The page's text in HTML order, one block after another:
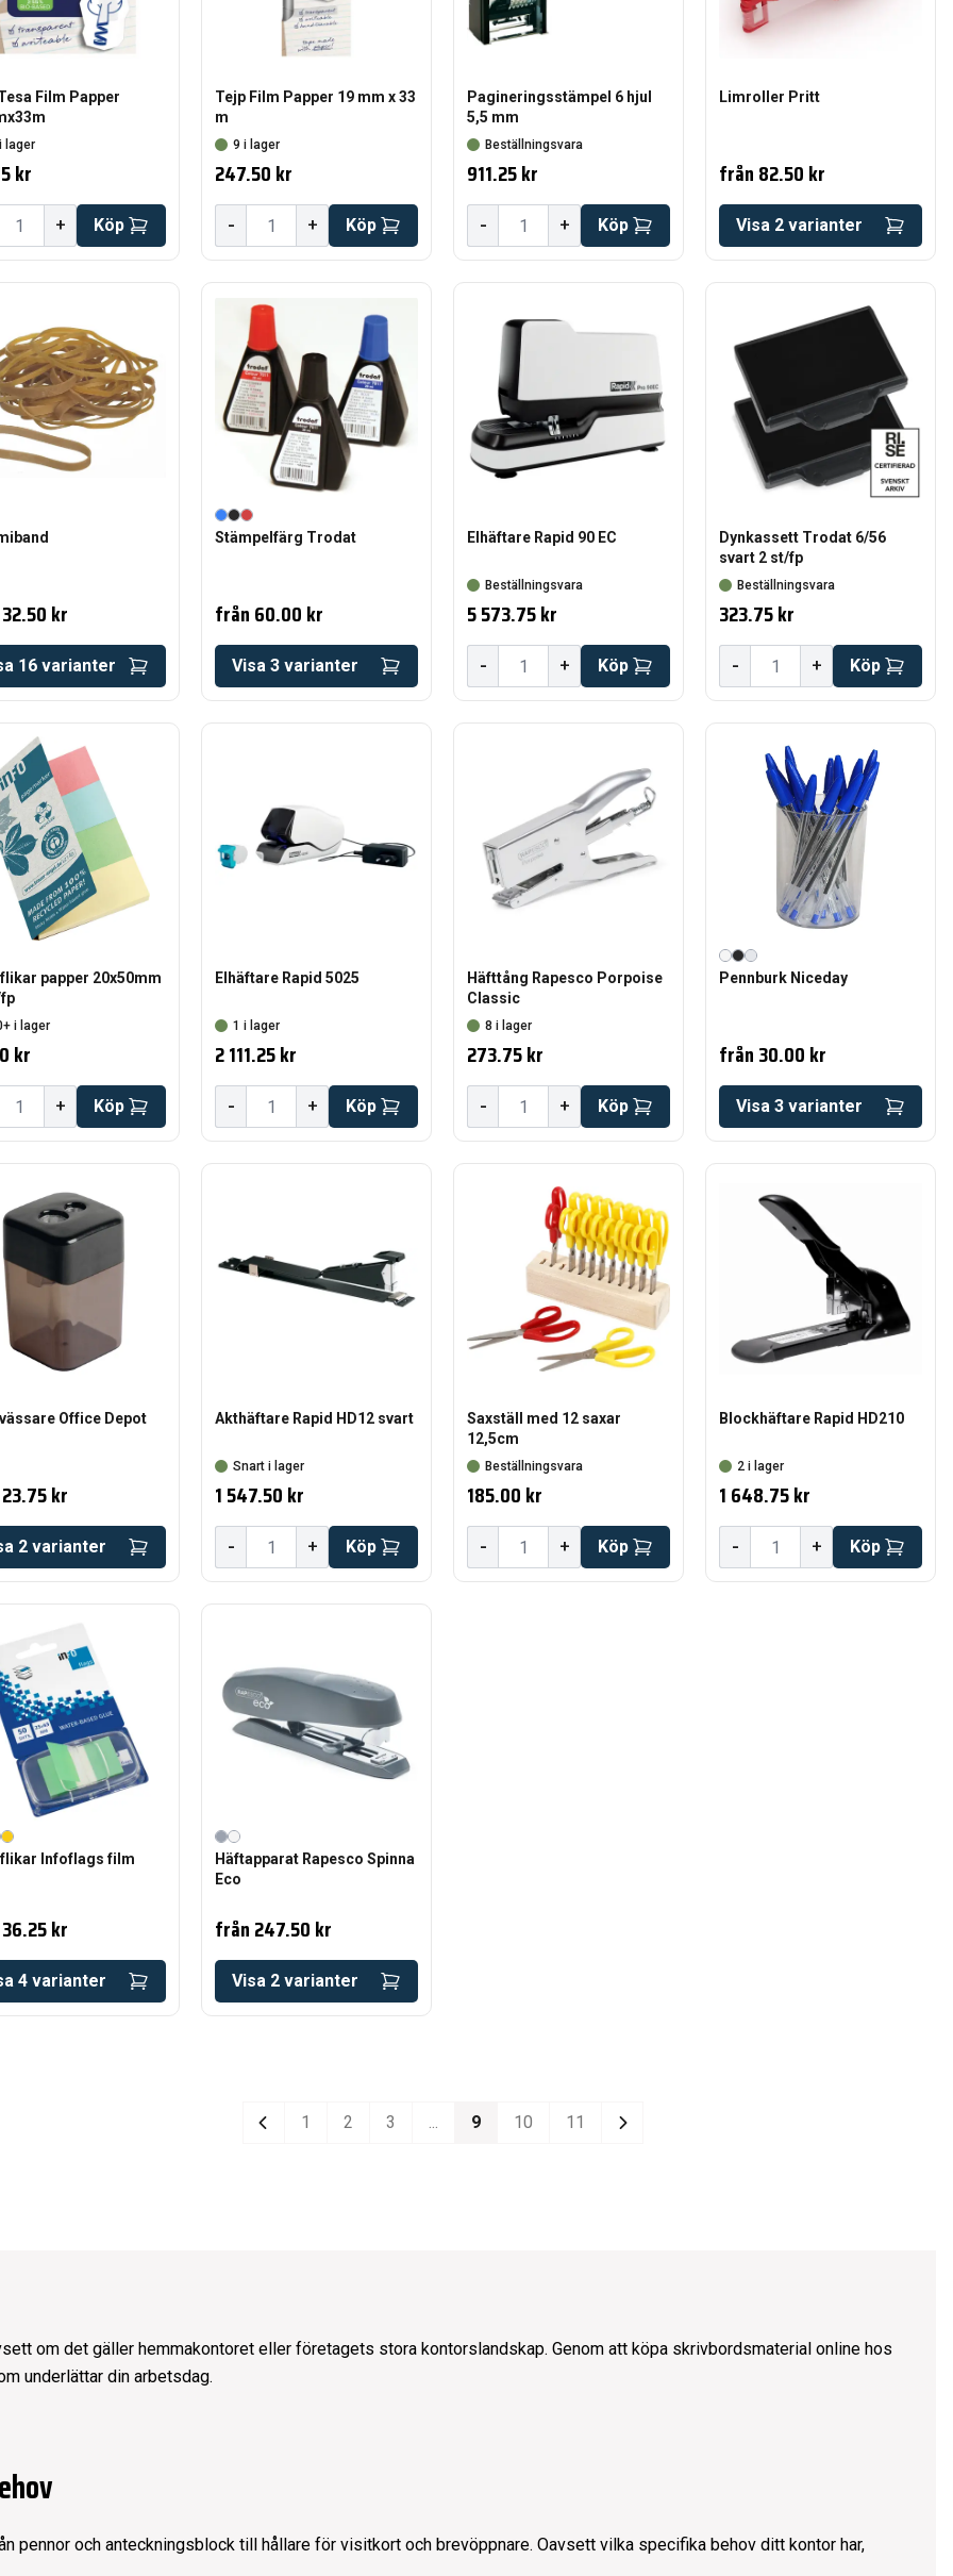
Film Papper
lager
kr
+ Köp
Tejp Film Papper 19 mm x 33
m
9 i lager
247.50 kr
- + Köp
Pagineringsstämpel 6 hjul
5,5 mm
Beställningsvara
911.25 kr
- + Köp
Limroller Pritt
från82.50 kr
Visa 2 varianter
32.50 kr
16 varianter
Stämpelfärg Trodat
från60.00 kr
Visa 3 varianter
Elhäftare Rapid 90 EC
Beställningsvara
5 573.75 kr
- + Köp
Dynkassett Trodat 6/56
svart 2 st/fp
Beställningsvara
323.75 kr
- + Köp
papper 20x50mm
i lager
kr
+ Köp
Elhäftare Rapid 5025
1 i lager
2 111.25 kr
- + Köp
Häfttång Rapesco Porpoise
Classic
8 i lager
273.75 kr
- + Köp
Pennburk Niceday
från30.00 kr
Visa 3 varianter
Office Depot
23.75 kr
2 varianter
Akthäftare Rapid HD12 svart
Snart i lager
1 547.50 kr
- + Köp
Saxställ med 12 saxar
12,5cm
Beställningsvara
185.00 kr
- + Köp
Blockhäftare Rapid HD210
2 i lager
1 648.75 kr
- + Köp
Infoflags film
36.25 kr
4 varianter
Häftapparat Rapesco Spinna
Eco
från247.50 kr
Visa 2 varianter
Previous
1 2 3 ... 9 10 11 Next
om det gäller hemmakontoret eller företagets stora kontorslandskap. Genom att köpa skrivbordsmaterial online hos
underlättar din arbetsdag.
pennor och anteckningsblock till hållare för visitkort och brevöppnare. Oavsett vilka specifika behov ditt kontor har,